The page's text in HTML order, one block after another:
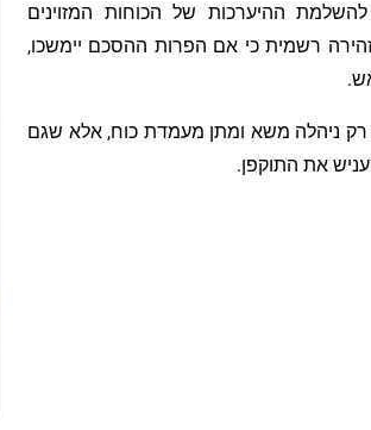
ההיערכות של הכוחות המזוינים
רשמית כי אם הפרות ההסכם יימשכו,
רק ניהלה משא ומתן מעמדת כוח, אלא שגם
את התוקפן.